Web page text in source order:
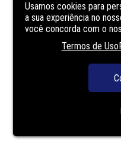
Usamos cookies para
a sua experiência no
você concorda com o
Termos de Uso